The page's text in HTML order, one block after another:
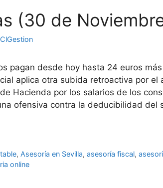
(30 de
ClGestion
pagan desde hoy hasta 24 euros
aplica otra subida retroactiva por
Hacienda por los salarios de los
ofensiva contra la deducibilidad del
, Asesoría en Sevilla,asesoría fiscal,
online